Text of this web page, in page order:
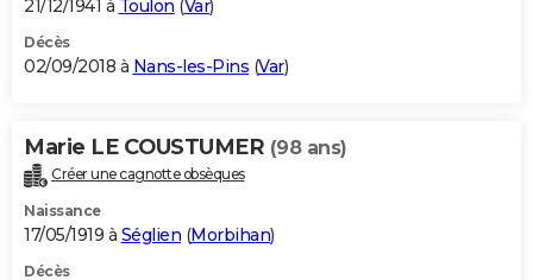
21/12/1941 à Toulon (Var)
Décès
02/09/2018 à Nans-les-Pins (Var)
Marie LE COUSTUMER (98 ans)
Créer une cagnotte obsèques
Naissance
17/05/1919 à Séglien (Morbihan)
Décès